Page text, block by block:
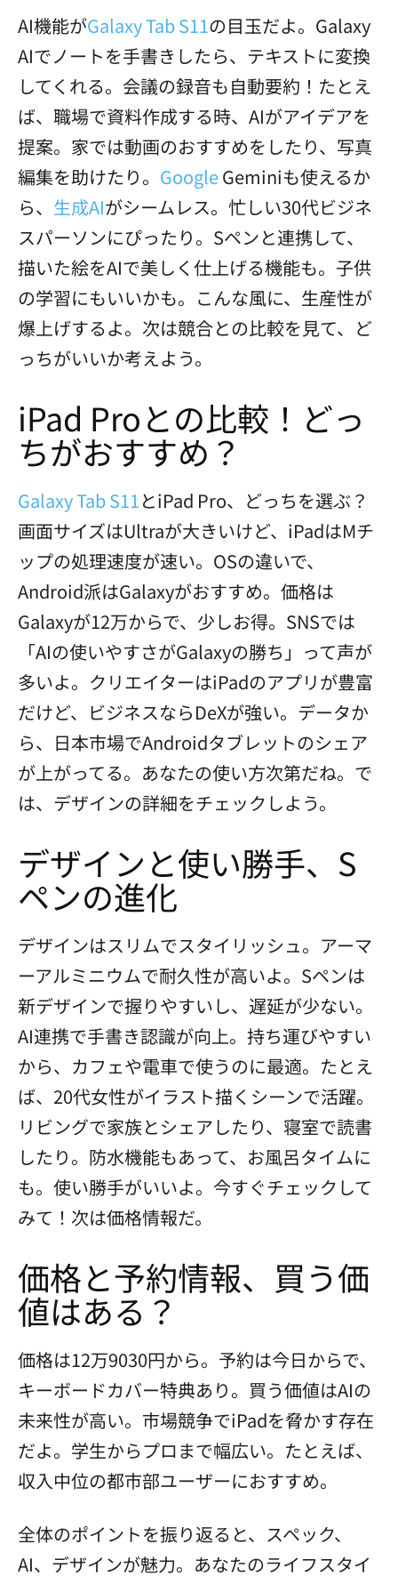
AI機能がGalaxy Tab S11の目玉だよ。Galaxy
AIでノートを手書きしたら、テキストに変換
してくれる。会議の録音も自動要約！たとえ
ば、職場で資料作成する時、AIがアイデアを
提案。家では動画のおすすめをしたり、写真
編集を助けたり。 GoogleGeminiも使えるか
ら、 生成AIがシームレス。忙しい30代ビジネ
スパーソンにぴったり。Sペンと連携して、
描いた絵をAIで美しく仕上げる機能も。子供
の学習にもいいかも。こんな風に、生産性が
爆上げするよ。次は競合との比較を見て、ど
っちがいいか考えよう。
iPad Proとの比較！どっ
ちがおすすめ？
Galaxy Tab S11とiPad Pro、どっちを選ぶ？
画面サイズはUltraが大きいけど、iPadはMチ
ップの処理速度が速い。OSの違いで、
Android派はGalaxyがおすすめ。価格は
Galaxyが12万からで、少しお得。SNSでは
「AIの使いやすさがGalaxyの勝ち」って声が
多いよ。クリエイターはiPadのアプリが豊富
だけど、ビジネスならDeXが強い。データか
ら、日本市場でAndroidタブレットのシェア
が上がってる。あなたの使い方次第だね。で
は、デザインの詳細をチェックしよう。
デザインと使い勝手、S
ペンの進化
デザインはスリムでスタイリッシュ。アーマ
ーアルミニウムで耐久性が高いよ。Sペンは
新デザインで握りやすいし、遅延が少ない。
AI連携で手書き認識が向上。持ち運びやすい
から、カフェや電車で使うのに最適。たとえ
ば、20代女性がイラスト描くシーンで活躍。
リビングで家族とシェアしたり、寝室で読書
したり。防水機能もあって、お風呂タイムに
も。使い勝手がいいよ。今すぐチェックして
みて！次は価格情報だ。
価格と予約情報、買う価
値はある？
価格は12万9030円から。予約は今日からで、
キーボードカバー特典あり。買う価値はAIの
未来性が高い。市場競争でiPadを脅かす存在
だよ。学生からプロまで幅広い。たとえば、
収入中位の都市部ユーザーにおすすめ。
全体のポイントを振り返ると、スペック、
AI、デザインが魅力。あなたのライフスタイ